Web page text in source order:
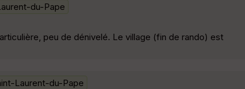
du-Pape
peu de dénivelé. Le village (fin de rando) est
Laurent-du-Pape